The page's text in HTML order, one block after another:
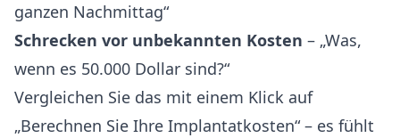
ganzen Nachmittag“
Schrecken vor unbekannten Kosten – „Was,
wenn es 50.000 Dollar sind?“
Vergleichen Sie das mit einem Klick auf
„Berechnen Sie Ihre Implantatkosten“ – es fühlt